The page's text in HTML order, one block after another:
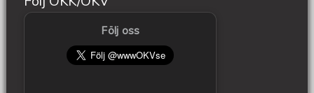
Följ oss